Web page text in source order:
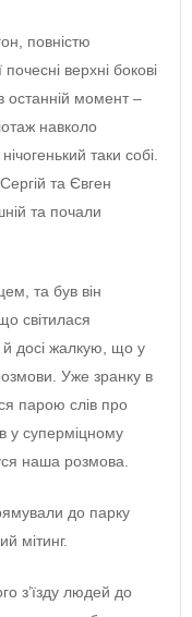
повністю
верхні бокові
останній момент –
навколо
таки собі.
та Євген
та почали
та був він
світилася
досі жалкую, що у
Уже зранку в
парою слів про
у суперміцному
наша розмова.
до парку
мітинг.
з’їзду людей до